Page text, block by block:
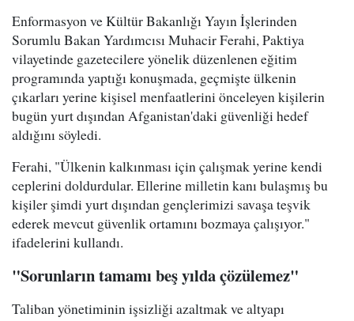
Enformasyon ve Kültür Bakanlığı Yayın İşlerinden
Sorumlu Bakan Yardımcısı Muhacir Ferahi, Paktiya
vilayetinde gazetecilere yönelik düzenlenen eğitim
programında yaptığı konuşmada, geçmişte ülkenin
çıkarları yerine kişisel menfaatlerini önceleyen kişilerin
bugün yurt dışından Afganistan'daki güvenliği hedef
aldığını söyledi.
Ferahi, "Ülkenin kalkınması için çalışmak yerine kendi
ceplerini doldurdular. Ellerine milletin kanı bulaşmış bu
kişiler şimdi yurt dışından gençlerimizi savaşa teşvik
ederek mevcut güvenlik ortamını bozmaya çalışıyor."
ifadelerini kullandı.
"Sorunların tamamı beş yılda çözülemez"
Taliban yönetiminin işsizliği azaltmak ve altyapı